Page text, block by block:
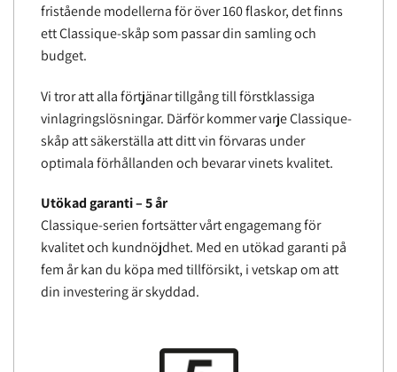
fristående modellerna för över 160 flaskor, det finns
ett Classique-skåp som passar din samling och
budget.
Vi tror att alla förtjänar tillgång till förstklassiga
vinlagringslösningar. Därför kommer varje Classique-
skåp att säkerställa att ditt vin förvaras under
optimala förhållanden och bevarar vinets kvalitet.
Utökad garanti – 5 år
Classique-serien fortsätter vårt engagemang för
kvalitet och kundnöjdhet. Med en utökad garanti på
fem år kan du köpa med tillförsikt, i vetskap om att
din investering är skyddad.